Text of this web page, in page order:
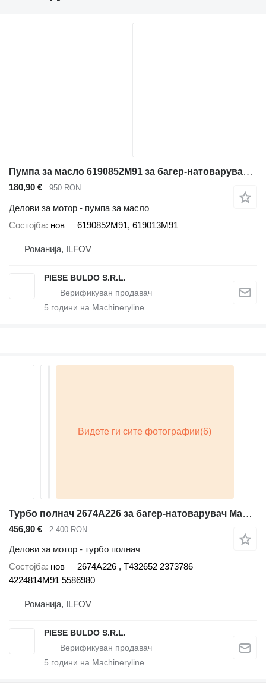
Пумпа за масло 6190852M91 за багер-натоварувач Massey Ferguson Landini, Manitou
180,90 € 950 RON
Делови за мотор - пумпа за масло
Состојба нов 6190852M91, 619013M91
Романија, ILFOV
PIESE BULDO S.R.L.
5 години на Machineryline
Турбо полнач 2674A226 за багер-натоварувач Massey Ferguson Caterpillar
456,90 € 2.400 RON
Делови за мотор - турбо полнач
Состојба нов
2674A226 , T432652 2373786
4224814M91 5586980
Романија, ILFOV
PIESE BULDO S.R.L.
5 години на Machineryline